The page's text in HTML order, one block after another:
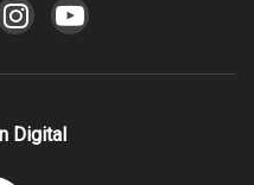
Digital